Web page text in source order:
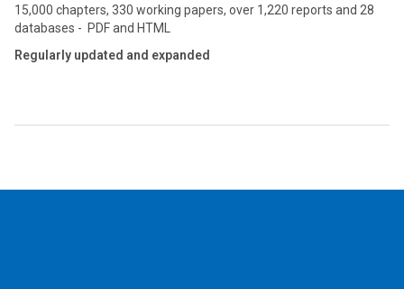
15,000 chapters, 330 working papers, over 1,220 reports and 28
databases - PDF and HTML
Regularly updated and expanded